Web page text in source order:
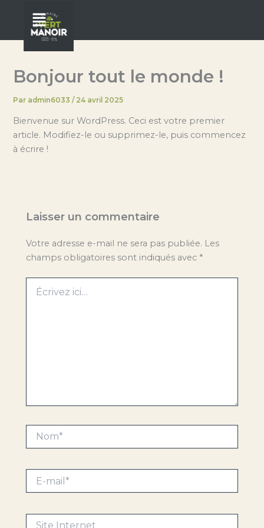
contenu
Menu
Bonjour tout le monde !
Par admin6033/ 24 avril 2025
Bienvenue sur WordPress. Ceci est votre premier
article. Modifiez-le ou supprimez-le, puis commencez
à écrire !
Laisser un commentaire
Votre adresse e-mail ne sera pas publiée. Les
champs obligatoires sont indiqués avec *
ici…
Nom*
mail*
Site